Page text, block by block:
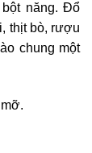
năng. Đổ
thịt bò, rượu
chung một